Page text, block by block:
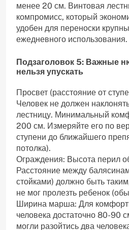
менее 20 см. Винтовая
компромисс, который
удобен для переноски
ежедневного использования.
Подзаголовок 5: Важные
нельзя упускать
Просвет (расстояние от
Человек не должен
лестницу. Минимальный
200 см. Измеряйте его по
ступени до ближайшего
потолка).
Ограждения: Высота перил
Расстояние между
стойками) должно быть
не мог пролезть ребенок
Ширина марша: Для
человека достаточно 80-90
могли разойтись два